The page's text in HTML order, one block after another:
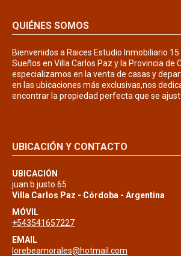
QUIÉNES SOMOS
Bienvenidos a Raices Estudio Inmobiliario
Sueños en Villa Carlos Paz y la Provincia de
especializamos en la venta de casas y
en las ubicaciones más exclusivas,nos
encontrar la propiedad perfecta que se
UBICACIÓN Y CONTACTO
UBICACIÓN
juan b justo 65
Villa Carlos Paz - Córdoba - Argentina
MÓVIL
+543541657227
EMAIL
lorebeamorales@hotmail.com